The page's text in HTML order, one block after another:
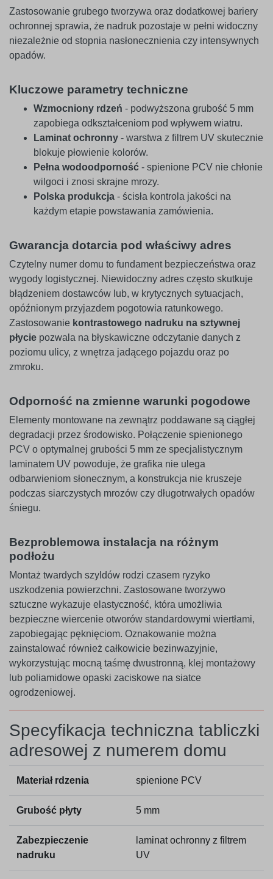
Zastosowanie grubego tworzywa oraz dodatkowej bariery
ochronnej sprawia, że nadruk pozostaje w pełni widoczny
niezależnie od stopnia nasłonecznienia czy intensywnych
opadów.
Kluczowe parametry techniczne
Wzmocniony rdzeń - podwyższona grubość 5 mm
zapobiega odkształceniom pod wpływem wiatru.
Laminat ochronny - warstwa z filtrem UV skutecznie
blokuje płowienie kolorów.
Pełna wodoodporność - spienione PCV nie chłonie
wilgoci i znosi skrajne mrozy.
Polska produkcja - ścisła kontrola jakości na
każdym etapie powstawania zamówienia.
Gwarancja dotarcia pod właściwy adres
Czytelny numer domu to fundament bezpieczeństwa oraz
wygody logistycznej. Niewidoczny adres często skutkuje
błądzeniem dostawców lub, w krytycznych sytuacjach,
opóźnionym przyjazdem pogotowia ratunkowego.
Zastosowanie kontrastowego nadruku na sztywnej
płycie pozwala na błyskawiczne odczytanie danych z
poziomu ulicy, z wnętrza jadącego pojazdu oraz po
zmroku.
Odporność na zmienne warunki pogodowe
Elementy montowane na zewnątrz poddawane są ciągłej
degradacji przez środowisko. Połączenie spienionego
PCV o optymalnej grubości 5 mm ze specjalistycznym
laminatem UV powoduje, że grafika nie ulega
odbarwieniom słonecznym, a konstrukcja nie kruszeje
podczas siarczystych mrozów czy długotrwałych opadów
śniegu.
Bezproblemowa instalacja na różnym
podłożu
Montaż twardych szyldów rodzi czasem ryzyko
uszkodzenia powierzchni. Zastosowane tworzywo
sztuczne wykazuje elastyczność, która umożliwia
bezpieczne wiercenie otworów standardowymi wiertłami,
zapobiegając pęknięciom. Oznakowanie można
zainstalować również całkowicie bezinwazyjnie,
wykorzystując mocną taśmę dwustronną, klej montażowy
lub poliamidowe opaski zaciskowe na siatce
ogrodzeniowej.
Specyfikacja techniczna tabliczki
adresowej z numerem domu
Materiał rdzenia spienione PCV
Grubość płyty 5 mm
Zabezpieczenie
nadruku
laminat ochronny z filtrem
UV